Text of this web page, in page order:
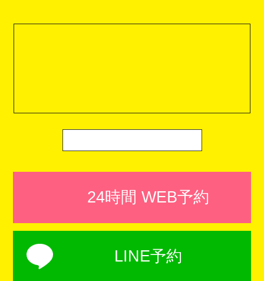
24時間 WEB予約
LINE予約